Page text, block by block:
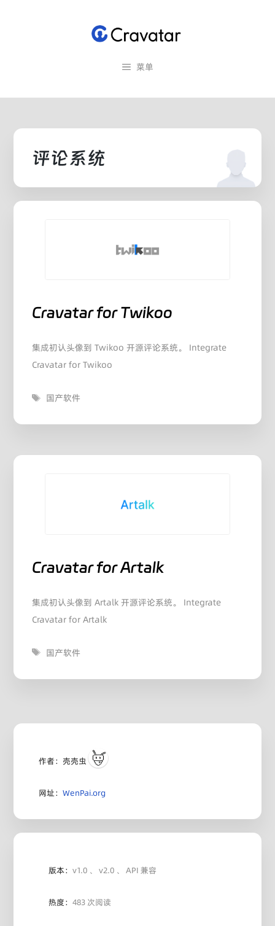
菜单
评论系统
Cravatar for Twikoo
集成初认头像到 Twikoo 开源评论系统。 Integrate
Cravatar for Twikoo
标
国产软件
Cravatar for Artalk
集成初认头像到 Artalk 开源评论系统。 Integrate
Cravatar for Artalk
标
国产软件
作者：壳壳虫
网址： WenPai.org
版本： v1.0 、 v2.0 、 API 兼容
热度： 483 次阅读